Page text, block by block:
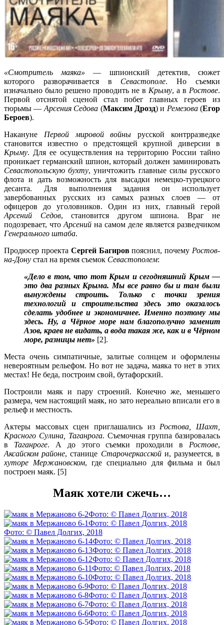
«Смотритель маяка» — шпионский детектив, сюжет
которого разворачивается в Севастополе. Но съемки
изначально было решено проводить не в Крыму, а в Ростове.
Первой отснятой сценой стал побег главных героев из
тюрьмы — Арсения Седова (Максим Дрозд) и Ремезова(Егор
Бероев).
Накануне Первой мировой войны русской контрразведке
становится известно о предстоящей крупной диверсии в
Крыму. Для ее осуществления на территорию России тайно
проникает германский шпион, который должен заминировать
Севастопольскую бухту, уничтожить главные силы русского
флота и дать возможность для высадки немецко-турецкого
десанта. Для выполнения задания он использует
завербованных русских из самых разных слоев — от
офицеров до уголовников. Один из них, главный герой
Арсений Седов, становится другом шпиона. Враг не
подозревает, что Арсений на самом деле является разведчиком
Генерального штаба.
Продюсер проекта Сергей Багировпояснил, почему Ростов-
на-Дону стал на время съемок Севастополем:
«Дело в том, что тот Крым и сегодняшний Крым —
это два разных Крыма. Мы все равно бы и там были
вынуждены строить. Только с точки зрения
технологий и строительства здесь это оказалось
сделать удобнее и экономичнее. Именно поэтому мы
здесь. Ну, а Чёрное море нам благополучно заменит
Азов, краев не видать, а вода такая же, как и в Чёрном
море, разницы нет» [2].
Места очень симпатичные, залитые солнцем и оформлены
невероятным рельефом. Но вот не задача, маяка то нет в этих
местах! Не беда, построим свой, бутафорский.
Построили маяк и пару строений. Конечно же, меньшего
размера, чем настоящий маяк, но зато нереально вписали его в
рельеф и местность.
Актеры массовых сцен приглашались из Ростова, Шахт,
Красного Сулина, Таганрога. Съемочная группа базировалась
в Таганроге. А до этого съемки проходили в Ростове,
Аксайском районе, станице Старочеркасскойи, разумеется, в
хуторе Мержановском, где специально для фильма и был
построен маяк. [5]
Маяк хотели сжечь…
Фото: © Павел Долгих, 2018
Фото: © Павел Долгих, 2018
Фото: © Павел Долгих, 2018
Фото: © Павел Долгих, 2018
Фото: © Павел Долгих, 2018
Фото: © Павел Долгих, 2018
Фото: © Павел Долгих, 2018
Фото: © Павел Долгих, 2018
Фото: © Павел Долгих, 2018
Фото: © Павел Долгих, 2018
Фото: © Павел Долгих, 2018
Фото: © Павел Долгих, 2018
Фото: © Павел Долгих, 2018